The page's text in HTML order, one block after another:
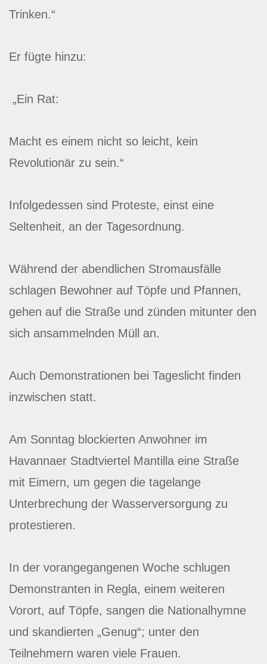
Trinken.“
Er fügte hinzu:
„Ein Rat:
Macht es einem nicht so leicht, kein
Revolutionär zu sein.“
Infolgedessen sind Proteste, einst eine
Seltenheit, an der Tagesordnung.
Während der abendlichen Stromausfälle
schlagen Bewohner auf Töpfe und Pfannen,
gehen auf die Straße und zünden mitunter den
sich ansammelnden Müll an.
Auch Demonstrationen bei Tageslicht finden
inzwischen statt.
Am Sonntag blockierten Anwohner im
Havannaer Stadtviertel Mantilla eine Straße
mit Eimern, um gegen die tagelange
Unterbrechung der Wasserversorgung zu
protestieren.
In der vorangegangenen Woche schlugen
Demonstranten in Regla, einem weiteren
Vorort, auf Töpfe, sangen die Nationalhymne
und skandierten „Genug“; unter den
Teilnehmern waren viele Frauen.